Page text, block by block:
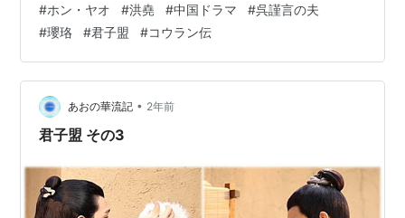
主。2014年のオーディション番組出演をきっかけに俳優
の道へと進みました。 悪役から一途な愛を捧げる美青年
まで、演じるキャラクターによって全く異なる顔を見せ
る彼の変幻自在な演技は、一度見ると忘れられない中毒
性があります。2024年9月には『瓔珞』で共演した人気
女優ウー・ジンイェン（呉謹言）との結婚…
#ホン・ヤオ #洪堯 #中国ドラマ #呉謹言の夫
#瓔珞 #君子盟 #コウラン伝
あおの華流記 • 2年前
君子盟 その3